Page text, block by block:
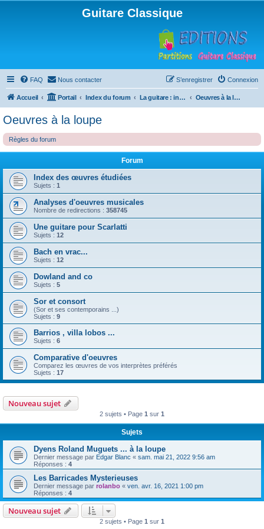
Guitare Classique
FAQ Nous contacter Connexion
S’enregistrer
Accueil Portail Index du forum La guitare : instrument, cours et théorie Oeuvres à la loupe
Oeuvres à la loupe
Règles du forum
Forum
Index des œuvres étudiées
Sujets : 1
Analyses d'oeuvres musicales
Nombre de redirections : 358745
Une guitare pour Scarlatti
Sujets : 12
Bach en vrac...
Sujets : 12
Dowland and co
Sujets : 5
Sor et consort
(Sor et ses contemporains ...)
Sujets : 9
Barrios , villa lobos ...
Sujets : 6
Comparative d'oeuvres
Comparez les œuvres de vos interprètes préférés
Sujets : 17
Nouveau sujet
2 sujets • Page 1 sur 1
Sujets
Dyens Roland Muguets ... à la loupe
Dernier message par Edgar Blanc « sam. mai 21, 2022 9:56 am
Réponses : 4
Les Barricades Mysterieuses
Dernier message par rolanbo « ven. avr. 16, 2021 1:00 pm
Réponses : 4
Nouveau sujet
2 sujets • Page 1 sur 1